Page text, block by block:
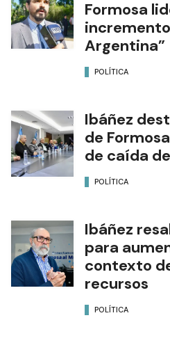
Formosa
Argentina”
POLÍTICA
Ibáñez
de
de caída
POLÍTICA
Ibáñez
para
contexto
recursos
POLÍTICA